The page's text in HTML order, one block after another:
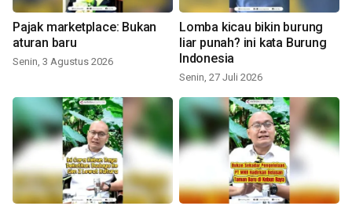
Pajak marketplace: Bukan
aturan baru
Senin, 3 Agustus 2026
Lomba kicau bikin burung
liar punah? ini kata Burung
Indonesia
Senin, 27 Juli 2026